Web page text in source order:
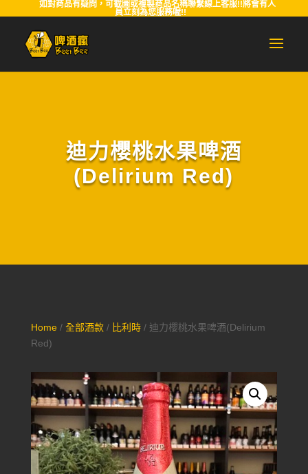
如對商品有疑問，可截圖或複製商品名稱聯繫線上客服!!將會有人
員立刻為您服務喔!!
迪力櫻桃水果啤酒
(Delirium Red)
Home/ 全部酒款/ 比利時/ 迪力櫻桃水果啤酒(Delirium
Red)